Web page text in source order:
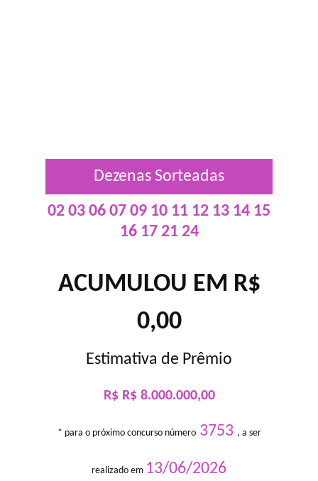
Dezenas Sorteadas
02 03 06 07 09 10 11 12 13 14 15
16 17 21 24
ACUMULOU EM R$
0,00
Estimativa de Prêmio
R$ R$ 8.000.000,00
* para o próximo concurso número3753 , a ser
realizado em 13/06/2026